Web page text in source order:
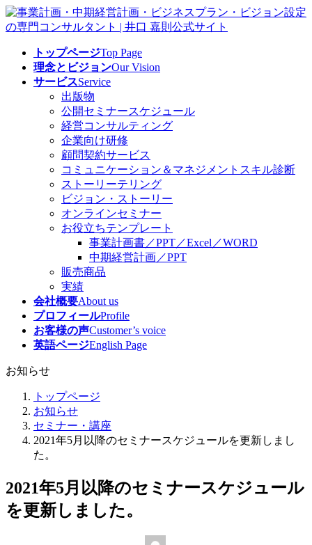
コ
ン
ナ
ビ
トップページTop Page
理念とビジョンOur Vision
サービスService
出版物
公開セミナースケジュール
経営コンサルティング
企業向け研修
顧問契約サービス
コミュニケーション＆マネジメントスキル診断
ストーリーテリング
ビジョン・ストーリー
オンラインセミナー
お役立ちテンプレート
事業計画書／PPT／Excel／WORD
中期経営計画／PPT
販売商品
実績
会社概要About us
プロフィールProfile
お客様の声Customer’s voice
英語ページEnglish Page
お知らせ
トップページ
お知らせ
セミナー・講座
2021年5月以降のセミナースケジュールを更新しまし
た。
2021年5月以降のセミナースケジュール
を更新しました。